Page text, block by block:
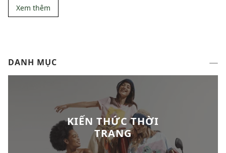
Xem thêm
DANH MỤC
KIẾN THỨC THỜI
TRANG